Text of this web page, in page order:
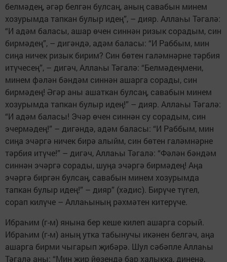
белмәдең, әгәр белгән булсаң, аның савабын минем
хозурымда тапкан булыр идең”, – дияр. Аллаһы Тәгалә:
“И адәм баласы, ашар өчен синнән ризык сорадым, син
бирмәдең”, – дигәндә, адәм баласы: “И Раббым, мин
сиңа ничек ризык бирим? Син бөтен галәмнәрне тәрбия
итүчесең”, – дигәч, Аллаһы Тәгалә: “Белмәдеңмени,
минем фәлән бәндәм синнән ашарга сорады, син
бирмәдең! Әгәр аны ашаткан булсаң, савабын минем
хозурымда тапкан булыр идең!” – дияр. Аллаһы Тәгалә:
“И адәм баласы! Эчәр өчен синнән су сорадым, син
эчермәдең!” – дигәндә, адәм баласы: “И Раббым, мин
сиңа эчәргә ничек бирә алыйм, син бөтен галәмнәрне
тәрбия итүче!” – дигәч, Аллаһы Тәгалә: “Фәлән бәндәм
синнән эчәргә сорады, шуңа эчәргә бирмәдең! Аңа
эчәргә биргән булсаң, савабын минем хозурымда
тапкан булыр идең!” – дияр” (хәдис). Бирүче түгел,
сорап килүче – Аллаһының рәхмәтен китерүче.
Ибраһим (г-м) янына бер кеше килеп ашарга сорый.
Ибраһим (г-м) аның утка табынучы икәнен белгәч, аңа
ашарга бирми чыгарып җибәрә. Шул сәбәпле Аллаһы
Тәгалә аны: “Мин җир йөзендә бар халыкка, диненә,